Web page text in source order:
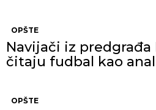
OPŠTE
Navijači iz predgrađa
čitaju fudbal kao
OPŠTE